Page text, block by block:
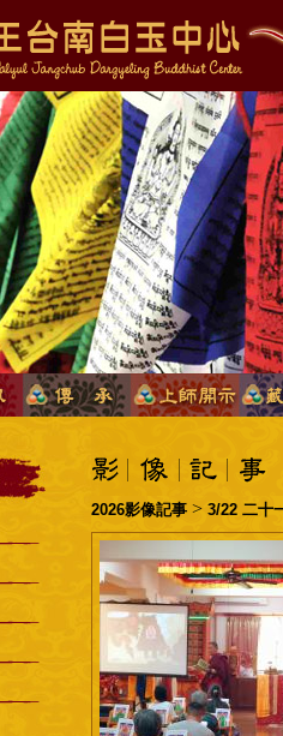
2026影像記事 > 3/22 二十